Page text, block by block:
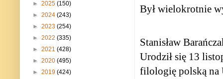
Był wielokrotnie
Stanisław
Urodził się 13
filologię polską na
► 2025 (150)
► 2024 (243)
► 2023 (254)
► 2022 (335)
► 2021 (428)
► 2020 (495)
► 2019 (424)